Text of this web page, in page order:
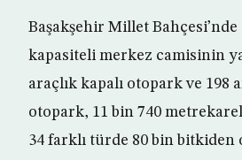
Başakşehir Millet Bahçesi’nde
kapasiteli merkez camisinin
araçlık kapalı otopark ve 198
otopark, 11 bin 740
34 farklı türde 80 bin bitkiden